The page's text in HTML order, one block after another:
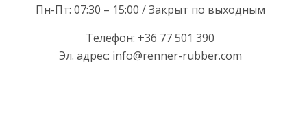
Пн-Пт: 07:30 – 15:00 / Закрыт по выходным
Телефон: +36 77 501 390
Эл. адрес: info@renner-rubber.com